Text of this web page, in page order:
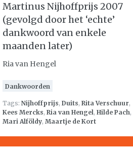
Martinus Nijhoffprijs 2007
(gevolgd door het ‘echte’
dankwoord van enkele
maanden later)
Ria van Hengel
Dankwoorden
Tags: Nijhoffprijs, Duits, Rita Verschuur,
Kees Mercks, Ria van Hengel, Hilde Pach,
Mari Alföldy, Maartje de Kort